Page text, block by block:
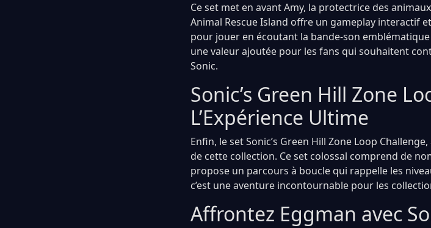
Ce set met en avant Amy, la protectrice des
Animal Rescue Island offre un gameplay interactif
pour jouer en écoutant la bande-son emblématique
une valeur ajoutée pour les fans qui souhaitent
Sonic.
Sonic’s Green Hill Zone
L’Expérience Ultime
Enfin, le set Sonic’s Green Hill Zone Loop
de cette collection. Ce set colossal comprend de
propose un parcours à boucle qui rappelle les
c’est une aventure incontournable pour les
Affrontez Eggman avec